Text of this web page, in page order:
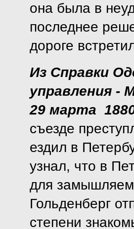
она была в
последнее
дороге
Из Справки
управления -
29 марта
съезде
ездил в
узнал, что в
для
Гольденберг
степени